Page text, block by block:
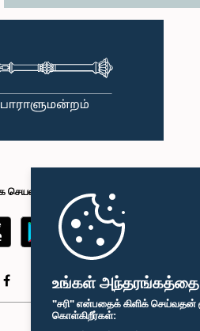
உங்கள் அந்தரங்கத்தை
"சரி" என்பதைக் கிளிக் செய்வதன்
கொள்கிறீர்கள்: